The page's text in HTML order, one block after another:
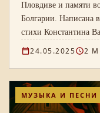
Пловдиве и памяти
Болгарии. Написана
стихи Константина
Дмитрия Гнатюка.
24.05.2025 2
МУЗЫКА И ПЕСНИ